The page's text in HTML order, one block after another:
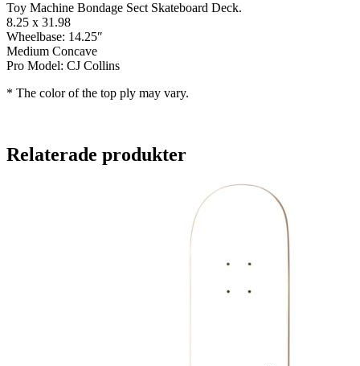
Toy Machine Bondage Sect Skateboard Deck.
8.25 x 31.98
Wheelbase: 14.25″
Medium Concave
Pro Model: CJ Collins
* The color of the top ply may vary.
Relaterade produkter